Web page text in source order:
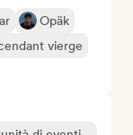
Opäk
vierge